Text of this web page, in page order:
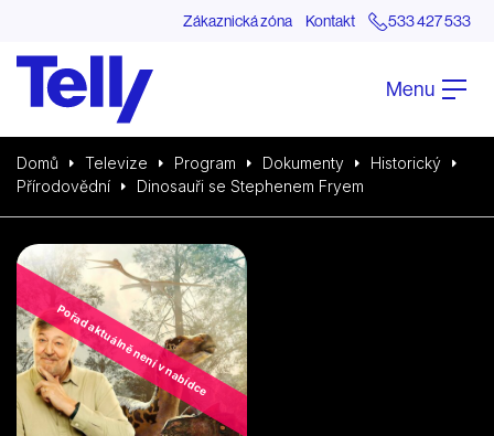
Zákaznická zóna Kontakt 533 427 533
Menu
Domů Televize Program Dokumenty
Historický
Přírodovědní
Dinosauři se Stephenem Fryem
Pořad aktuálně není v nabídce